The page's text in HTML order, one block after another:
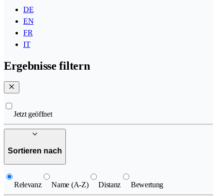
DE
EN
FR
IT
Ergebnisse filtern
Jetzt geöffnet
Sortieren nach
Relevanz Name (A-Z) Distanz Bewertung